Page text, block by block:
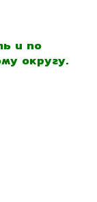
и по
округу.